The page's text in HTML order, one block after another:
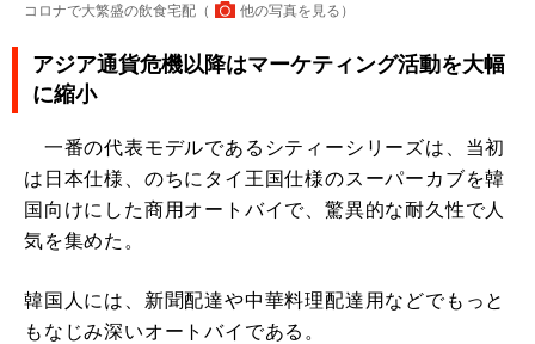
コロナで大繁盛の飲食宅配（ 他の写真を見る ）
アジア通貨危機以降はマーケティング活動を大幅
に縮小
一番の代表モデルであるシティーシリーズは、当初
は日本仕様、のちにタイ王国仕様のスーパーカブを韓
国向けにした商用オートバイで、驚異的な耐久性で人
気を集めた。
韓国人には、新聞配達や中華料理配達用などでもっと
もなじみ深いオートバイである。